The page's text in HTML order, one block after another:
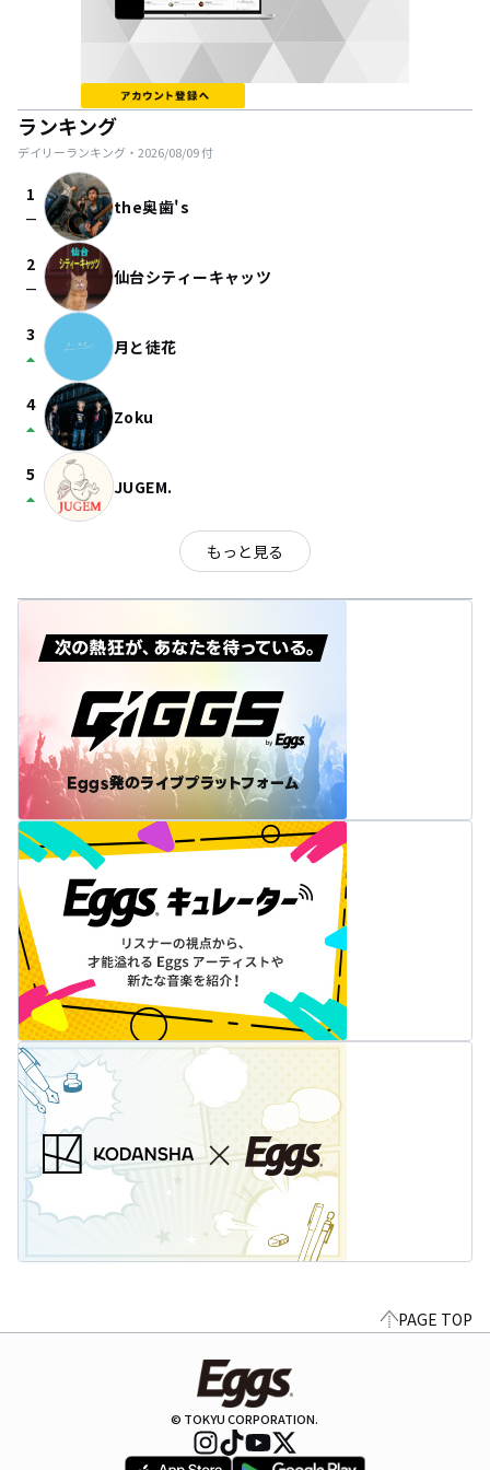
ランキング
デイリーランキング・ 2026/08/09付
1
check_indeterminate_small the奥歯's
2
check_indeterminate_small 仙台シティーキャッツ
3
arrow_drop_up 月と徒花
4
arrow_drop_up Zoku
5
arrow_drop_up JUGEM.
もっと見る
PAGE TOP
© TOKYU CORPORATION.